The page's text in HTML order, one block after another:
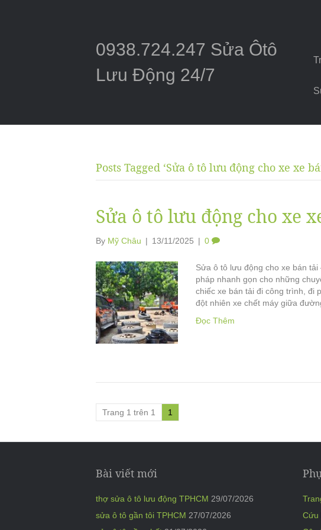
0938.724.247 Sửa Ôtô
Lưu Động 24/7
Posts Tagged ‘Sửa ô tô lưu động cho xe xe
Sửa ô tô lưu động cho xe
By Mỹ Châu | 13/11/2025 | 0
Sửa ô tô lưu động cho xe bán
pháp nhanh gọn cho những
chiếc xe bán tải đi công trình, đi
đột nhiên xe chết máy giữa
Đọc Thêm
Trang 1 trên 1 1
Bài viết mới
thợ sửa ô tô lưu động TPHCM 29/07/2026
sửa ô tô gần tôi TPHCM 27/07/2026
Cứu